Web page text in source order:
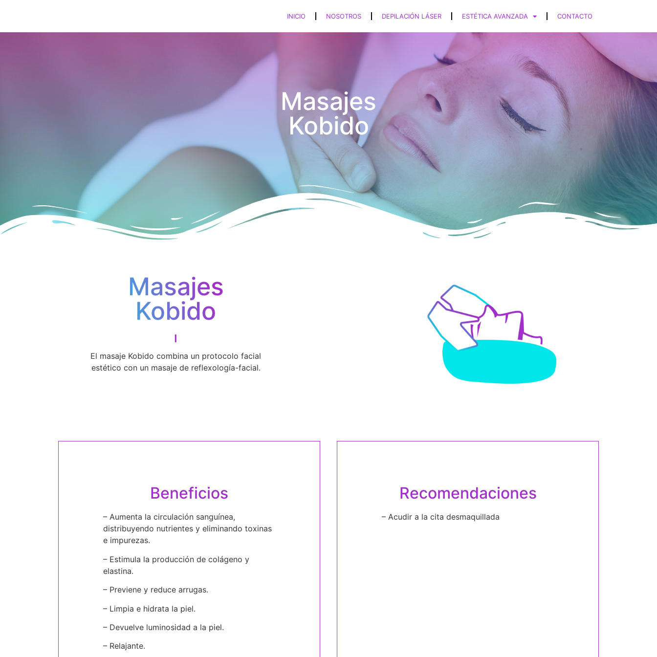
INICIO NOSOTROS DEPILACIÓN LÁSER ESTÉTICA AVANZADA CONTACTO
Masajes
Kobido
Masajes
Kobido
El masaje Kobido combina un protocolo facial
estético con un masaje de reflexología-facial.
Beneficios
– Aumenta la circulación sanguínea,
distribuyendo nutrientes y eliminando toxinas
e impurezas.
– Estimula la producción de colágeno y
elastina.
– Previene y reduce arrugas.
– Limpia e hidrata la piel.
– Devuelve luminosidad a la piel.
– Relajante.
Recomendaciones
– Acudir a la cita desmaquillada